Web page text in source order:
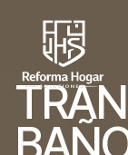
TRAN
BAÑ